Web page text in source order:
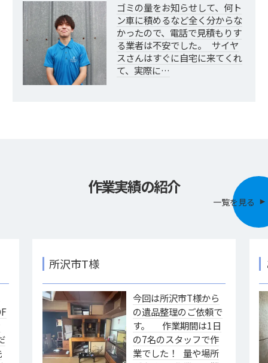
ゴミの量をお知らせして、何ト
ン車に積めるなど全く分からな
かったので、電話で見積もりす
る業者は不安でした。 サイヤ
スさんはすぐに自宅に来てくれ
て、実際に…
作業実績の紹介
一覧を見る
所沢市T様
今回は所沢市T様から
の遺品整理のご依頼で
す。 作業期間は1日
の7名のスタッフで作
業でした！ 量や場所